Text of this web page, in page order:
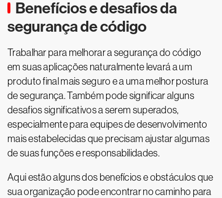
Benefícios e desafios da
segurança de código
Trabalhar para melhorar a segurança do código
em suas aplicações naturalmente levará a um
produto final mais seguro e a uma melhor postura
de segurança. Também pode significar alguns
desafios significativos a serem superados,
especialmente para equipes de desenvolvimento
mais estabelecidas que precisam ajustar algumas
de suas funções e responsabilidades.
Aqui estão alguns dos benefícios e obstáculos que
sua organização pode encontrar no caminho para